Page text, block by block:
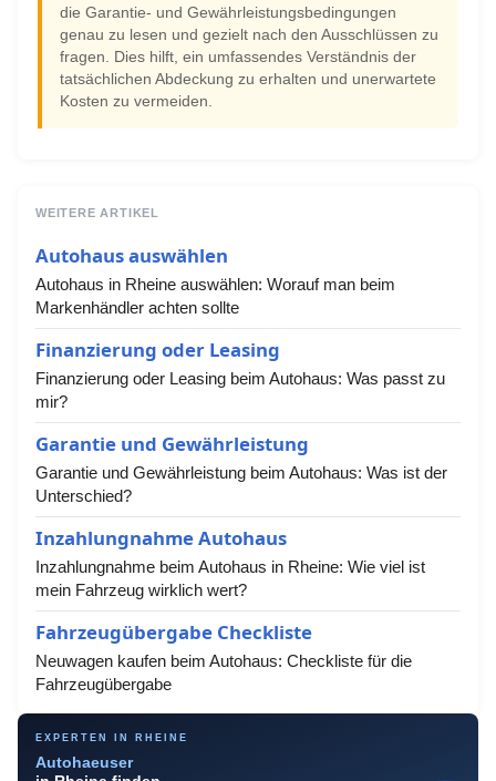
die Garantie- und Gewährleistungsbedingungen
genau zu lesen und gezielt nach den Ausschlüssen zu
fragen. Dies hilft, ein umfassendes Verständnis der
tatsächlichen Abdeckung zu erhalten und unerwartete
Kosten zu vermeiden.
WEITERE ARTIKEL
Autohaus auswählen
Autohaus in Rheine auswählen: Worauf man beim
Markenhändler achten sollte
Finanzierung oder Leasing
Finanzierung oder Leasing beim Autohaus: Was passt zu
mir?
Garantie und Gewährleistung
Garantie und Gewährleistung beim Autohaus: Was ist der
Unterschied?
Inzahlungnahme Autohaus
Inzahlungnahme beim Autohaus in Rheine: Wie viel ist
mein Fahrzeug wirklich wert?
Fahrzeugübergabe Checkliste
Neuwagen kaufen beim Autohaus: Checkliste für die
Fahrzeugübergabe
EXPERTEN IN RHEINE
Autohaeuser